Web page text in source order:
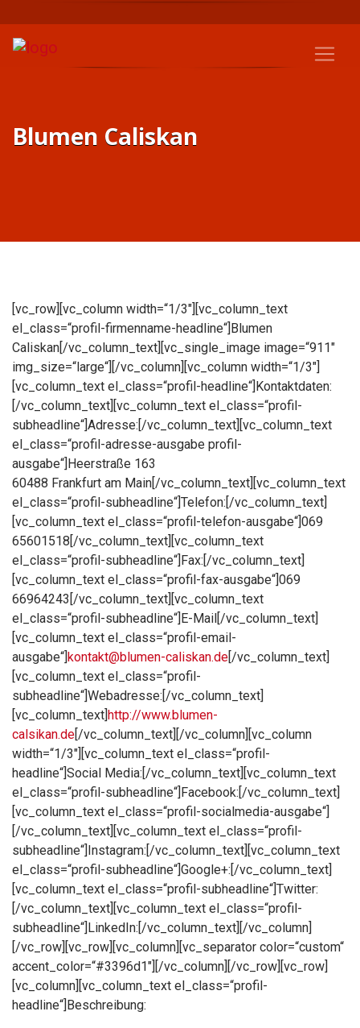
Blumen Caliskan
[vc_row][vc_column width=“1/3″][vc_column_text
el_class=“profil-firmenname-headline“]Blumen
Caliskan[/vc_column_text][vc_single_image image=“911″
img_size=“large“][/vc_column][vc_column width=“1/3″]
[vc_column_text el_class=“profil-headline“]Kontaktdaten:
[/vc_column_text][vc_column_text el_class=“profil-
subheadline“]Adresse:[/vc_column_text][vc_column_text
el_class=“profil-adresse-ausgabe profil-
ausgabe“]Heerstraße 163
60488 Frankfurt am Main[/vc_column_text][vc_column_text
el_class=“profil-subheadline“]Telefon:[/vc_column_text]
[vc_column_text el_class=“profil-telefon-ausgabe“]069
65601518[/vc_column_text][vc_column_text
el_class=“profil-subheadline“]Fax:[/vc_column_text]
[vc_column_text el_class=“profil-fax-ausgabe“]069
66964243[/vc_column_text][vc_column_text
el_class=“profil-subheadline“]E-Mail[/vc_column_text]
[vc_column_text el_class=“profil-email-
ausgabe“]kontakt@blumen-caliskan.de[/vc_column_text]
[vc_column_text el_class=“profil-
subheadline“]Webadresse:[/vc_column_text]
[vc_column_text]http://www.blumen-
calsikan.de[/vc_column_text][/vc_column][vc_column
width=“1/3″][vc_column_text el_class=“profil-
headline“]Social Media:[/vc_column_text][vc_column_text
el_class=“profil-subheadline“]Facebook:[/vc_column_text]
[vc_column_text el_class=“profil-socialmedia-ausgabe“]
[/vc_column_text][vc_column_text el_class=“profil-
subheadline“]Instagram:[/vc_column_text][vc_column_text
el_class=“profil-subheadline“]Google+:[/vc_column_text]
[vc_column_text el_class=“profil-subheadline“]Twitter:
[/vc_column_text][vc_column_text el_class=“profil-
subheadline“]LinkedIn:[/vc_column_text][/vc_column]
[/vc_row][vc_row][vc_column][vc_separator color=“custom“
accent_color=“#3396d1″][/vc_column][/vc_row][vc_row]
[vc_column][vc_column_text el_class=“profil-
headline“]Beschreibung: